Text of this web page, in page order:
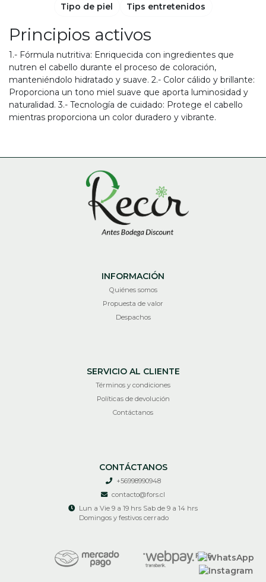
Principios activos
1.- Fórmula nutritiva: Enriquecida con ingredientes que
nutren el cabello durante el proceso de coloración,
manteniéndolo hidratado y suave. 2.- Color cálido y brillante:
Proporciona un tono miel suave que aporta luminosidad y
naturalidad. 3.- Tecnología de cuidado: Protege el cabello
mientras proporciona un color duradero y vibrante.
Tipo de piel
Tips entretenidos
INFORMACIÓN
Quiénes somos
Propuesta de valor
Despachos
SERVICIO AL CLIENTE
Términos y condiciones
Políticas de devolución
Contáctanos
CONTÁCTANOS
+56998990948
contacto@fors.cl
Lun a Vie 9 a 19 hrs Sab de 9 a 14 hrs
Domingos y festivos cerrado